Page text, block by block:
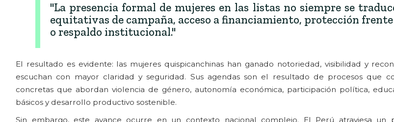
"La presencia formal de mujeres en las listas no siempre se
equitativas de campaña, acceso a financiamiento, protección
o respaldo institucional."
El resultado es evidente: las mujeres quispicanchinas han ganado notoriedad, visibilidad y
escuchan con mayor claridad y seguridad. Sus agendas son el resultado de procesos que
concretas que abordan violencia de género, autonomía económica, participación política,
básicos y desarrollo productivo sostenible.
Sin embargo, este avance ocurre en un contexto nacional complejo. El Perú atraviesa un